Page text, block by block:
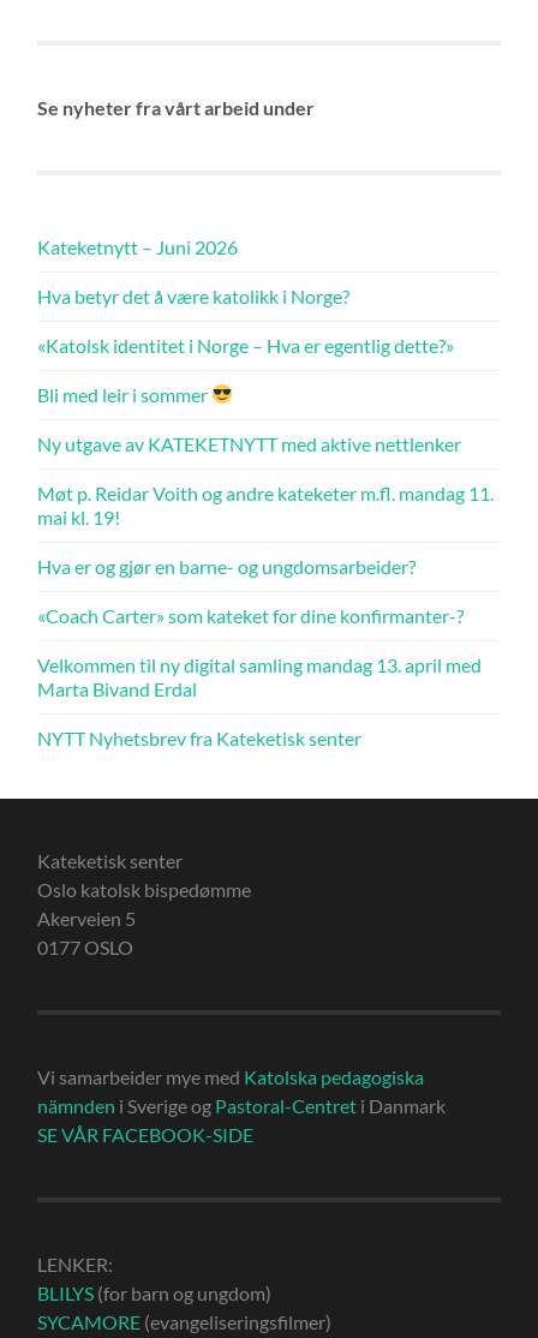
Se nyheter fra vårt arbeid under
Kateketnytt – Juni 2026
Hva betyr det å være katolikk i Norge?
«Katolsk identitet i Norge – Hva er egentlig dette?»
Bli med leir i sommer
Ny utgave av KATEKETNYTT med aktive nettlenker
Møt p. Reidar Voith og andre kateketer m.fl. mandag 11.
mai kl. 19!
Hva er og gjør en barne- og ungdomsarbeider?
«Coach Carter» som kateket for dine konfirmanter-?
Velkommen til ny digital samling mandag 13. april med
Marta Bivand Erdal
NYTT Nyhetsbrev fra Kateketisk senter
Kateketisk senter
Oslo katolsk bispedømme
Akerveien 5
0177 OSLO
Vi samarbeider mye med Katolska pedagogiska
nämnden i Sverige og Pastoral-Centret i Danmark
SE VÅR FACEBOOK-SIDE
LENKER:
BLILYS (for barn og ungdom)
SYCAMORE (evangeliseringsfilmer)